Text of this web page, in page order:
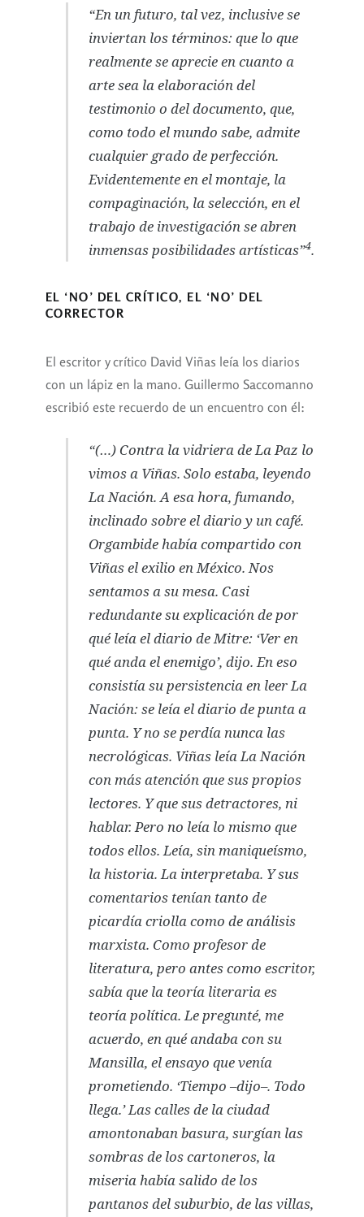
“En un futuro, tal vez, inclusive se
inviertan los términos: que lo que
realmente se aprecie en cuanto a
arte sea la elaboración del
testimonio o del documento, que,
como todo el mundo sabe, admite
cualquier grado de perfección.
Evidentemente en el montaje, la
compaginación, la selección, en el
trabajo de investigación se abren
inmensas posibilidades artísticas”4.
EL ‘NO’ DEL CRÍTICO, EL ‘NO’ DEL
CORRECTOR
El escritor y crítico David Viñas leía los diarios
con un lápiz en la mano. Guillermo Saccomanno
escribió este recuerdo de un encuentro con él:
“(…) Contra la vidriera de La Paz lo
vimos a Viñas. Solo estaba, leyendo
La Nación. A esa hora, fumando,
inclinado sobre el diario y un café.
Orgambide había compartido con
Viñas el exilio en México. Nos
sentamos a su mesa. Casi
redundante su explicación de por
qué leía el diario de Mitre: ‘Ver en
qué anda el enemigo’, dijo. En eso
consistía su persistencia en leer La
Nación: se leía el diario de punta a
punta. Y no se perdía nunca las
necrológicas. Viñas leía La Nación
con más atención que sus propios
lectores. Y que sus detractores, ni
hablar. Pero no leía lo mismo que
todos ellos. Leía, sin maniqueísmo,
la historia. La interpretaba. Y sus
comentarios tenían tanto de
picardía criolla como de análisis
marxista. Como profesor de
literatura, pero antes como escritor,
sabía que la teoría literaria es
teoría política. Le pregunté, me
acuerdo, en qué andaba con su
Mansilla, el ensayo que venía
prometiendo. ‘Tiempo –dijo–. Todo
llega.’ Las calles de la ciudad
amontonaban basura, surgían las
sombras de los cartoneros, la
miseria había salido de los
pantanos del suburbio, de las villas,